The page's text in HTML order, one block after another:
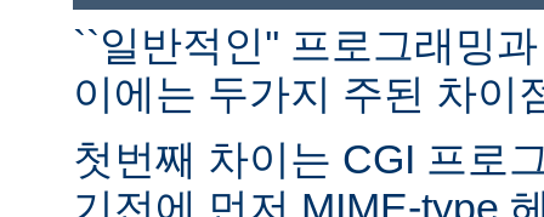
``일반적인'' 프로그래밍
이에는 두가지 주된 차이
첫번째 차이는 CGI 프로
기전에 먼저 MIME-type